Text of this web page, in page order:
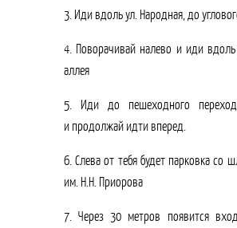
3. Иди вдоль ул. Народная, до
4. Поворачивай налево и иди
аллея
5. Иди до пешеходного
и продолжай идти вперед.
6. Слева от тебя будет парковка со
им. Н.Н. Приорова
7. Через 30 метров появится